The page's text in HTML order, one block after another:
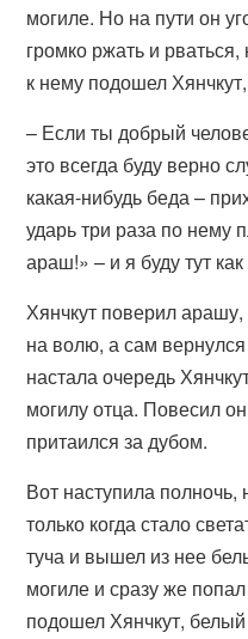
могиле. Но на пути он
громко ржать и
к нему подошел
– Если ты добрый
это всегда буду верно
какая-нибудь беда –
ударь три раза по нему
араш!» – и я буду тут как
Хянчкут поверил арашу,
на волю, а сам
настала очередь
могилу отца. Повесил
притаился за дубом.
Вот наступила полночь,
только когда стало
туча и вышел из нее
могиле и сразу же
подошел Хянчкут,